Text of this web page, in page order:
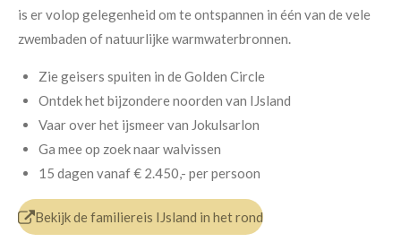
is er volop gelegenheid om te ontspannen in één van de vele
zwembaden of natuurlijke warmwaterbronnen.
Zie geisers spuiten in de Golden Circle
Ontdek het bijzondere noorden van IJsland
Vaar over het ijsmeer van Jokulsarlon
Ga mee op zoek naar walvissen
15 dagen vanaf€ 2.450,- per persoon
Bekijk de familiereis IJsland in het rond